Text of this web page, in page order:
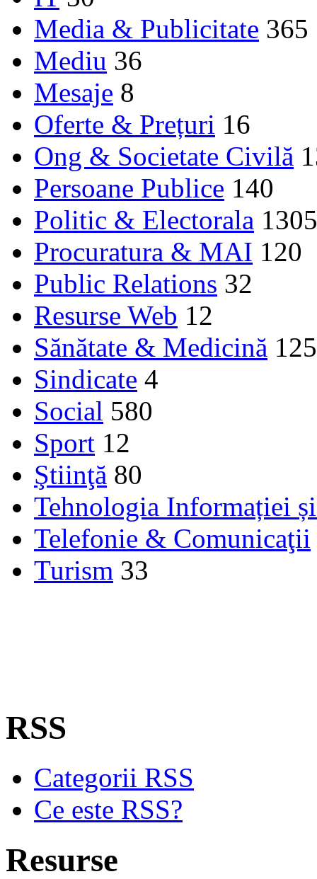
Media & Publicitate 365
Mediu 36
Mesaje 8
Oferte & Prețuri 16
Ong & Societate Civilă
Persoane Publice 140
Politic & Electorala 1305
Procuratura & MAI 120
Public Relations 32
Resurse Web 12
Sănătate & Medicină 125
Sindicate 4
Social 580
Sport 12
Ştiinţă 80
Tehnologia Informației
Telefonie & Comunicaţii
Turism 33
RSS
Categorii RSS
Ce este RSS?
Resurse